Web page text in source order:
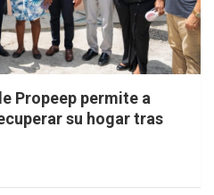
Propeep permite a
su hogar tras